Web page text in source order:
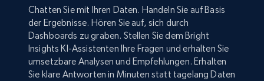
Chatten Sie mit Ihren Daten. Handeln Sie auf Basis
der Ergebnisse. Hören Sie auf, sich durch
Dashboards zu graben. Stellen Sie dem Bright
Insights KI-Assistenten Ihre Fragen und erhalten Sie
umsetzbare Analysen und Empfehlungen. Erhalten
Sie klare Antworten in Minuten statt tagelang Daten